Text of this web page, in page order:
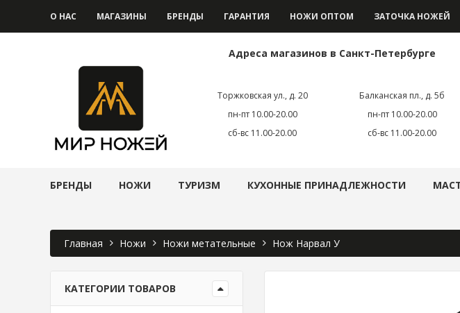
О НАС МАГАЗИНЫ БРЕНДЫ ГАРАНТИЯ НОЖИ ОПТОМ ЗАТОЧКА НОЖЕЙ
Адреса магазинов в Санкт-Петербурге
Торжковская ул., д. 20
пн-пт 10.00-20.00
сб-вс 11.00-20.00
Балканская пл., д. 5б
пн-пт 10.00-20.00
сб-вс 11.00-20.00
БРЕНДЫ НОЖИ ТУРИЗМ КУХОННЫЕ ПРИНАДЛЕЖНОСТИ
Главная Ножи Ножи метательные Нож Нарвал У
КАТЕГОРИИ ТОВАРОВ